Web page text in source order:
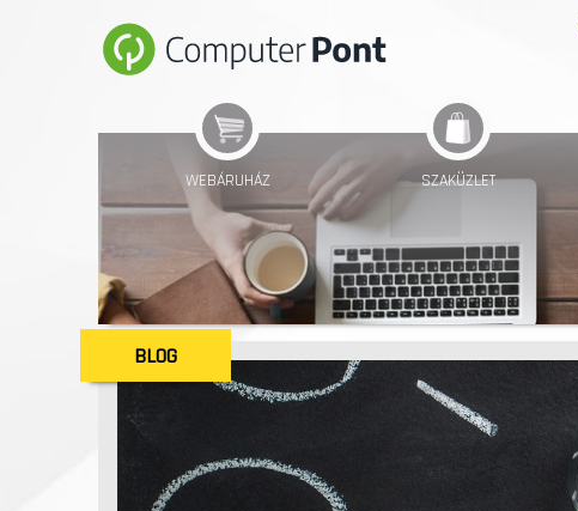
WEBÁRUHÁZ SZAKÜZLET
BLOG